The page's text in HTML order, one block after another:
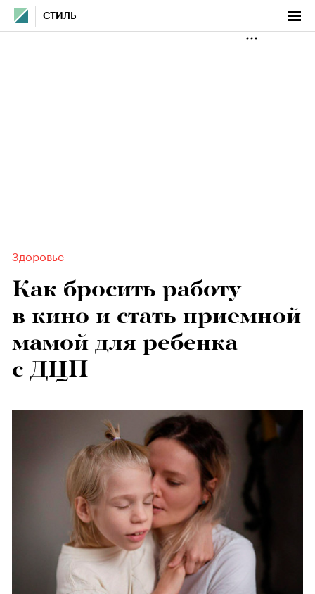
СТИЛЬ
Здоровье
Как бросить работу
в кино и стать приемной
мамой для ребенка
с ДЦП